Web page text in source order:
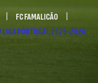
FC FAMALICÃO
LIGA PORTUGAL 2025-2026